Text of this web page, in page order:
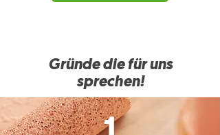
Gründe die für uns
sprechen!
1